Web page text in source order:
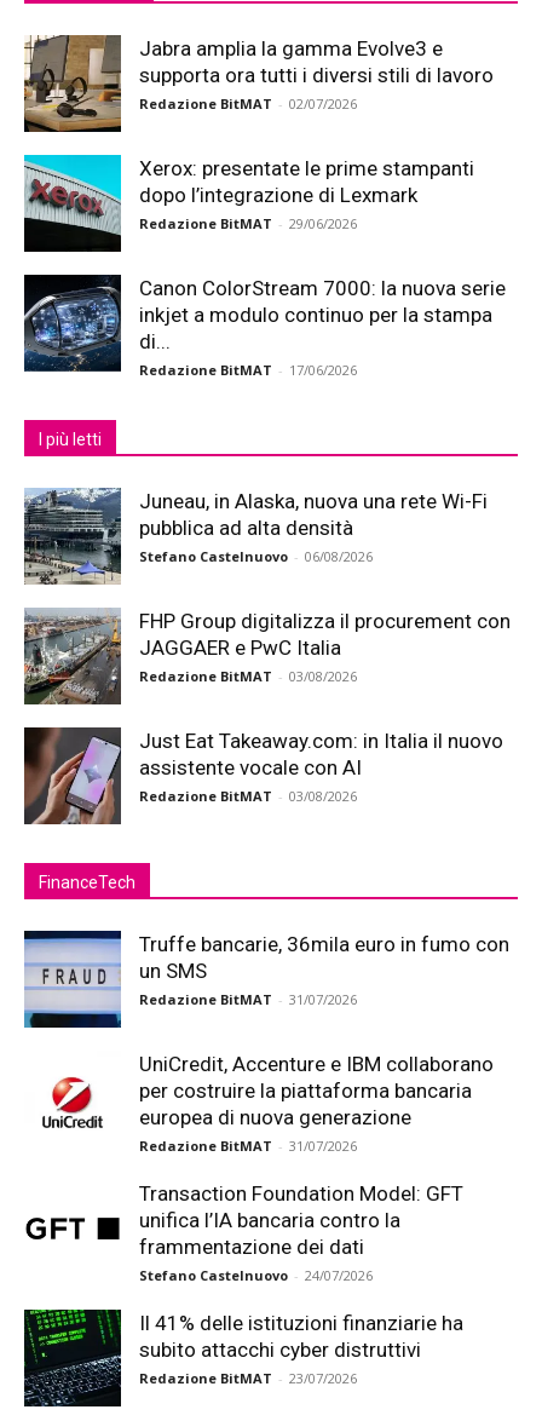
Jabra amplia la gamma Evolve3 e
supporta ora tutti i diversi stili di lavoro
Redazione BitMAT - 02/07/2026
Xerox: presentate le prime stampanti
dopo l’integrazione di Lexmark
Redazione BitMAT - 29/06/2026
Canon ColorStream 7000: la nuova serie
inkjet a modulo continuo per la stampa
di...
Redazione BitMAT - 17/06/2026
I più letti
Juneau, in Alaska, nuova una rete Wi-Fi
pubblica ad alta densità
Stefano Castelnuovo - 06/08/2026
FHP Group digitalizza il procurement con
JAGGAER e PwC Italia
Redazione BitMAT - 03/08/2026
Just Eat Takeaway.com: in Italia il nuovo
assistente vocale con AI
Redazione BitMAT - 03/08/2026
FinanceTech
Truffe bancarie, 36mila euro in fumo con
un SMS
Redazione BitMAT - 31/07/2026
UniCredit, Accenture e IBM collaborano
per costruire la piattaforma bancaria
europea di nuova generazione
Redazione BitMAT - 31/07/2026
Transaction Foundation Model: GFT
unifica l’IA bancaria contro la
frammentazione dei dati
Stefano Castelnuovo - 24/07/2026
Il 41% delle istituzioni finanziarie ha
subito attacchi cyber distruttivi
Redazione BitMAT - 23/07/2026